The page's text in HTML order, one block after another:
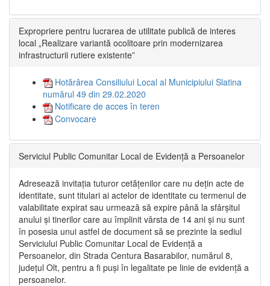
Expropriere pentru lucrarea de utilitate publică de interes
local „Realizare variantă ocolitoare prin modernizarea
infrastructurii rutiere existente”
Hotărârea Consiliului Local al Municipiului Slatina
numărul 49 din 29.02.2020
Notificare de acces în teren
Convocare
Serviciul Public Comunitar Local de Evidență a Persoanelor
Adresează invitația tuturor cetățenilor care nu dețin acte de
identitate, sunt titulari ai actelor de identitate cu termenul de
valabilitate expirat sau urmează să expire până la sfârșitul
anului și tinerilor care au împlinit vârsta de 14 ani și nu sunt
în posesia unui astfel de document să se prezinte la sediul
Serviciului Public Comunitar Local de Evidență a
Persoanelor, din Strada Centura Basarabilor, numărul 8,
județul Olt, pentru a fi puși în legalitate pe linie de evidență a
persoanelor.